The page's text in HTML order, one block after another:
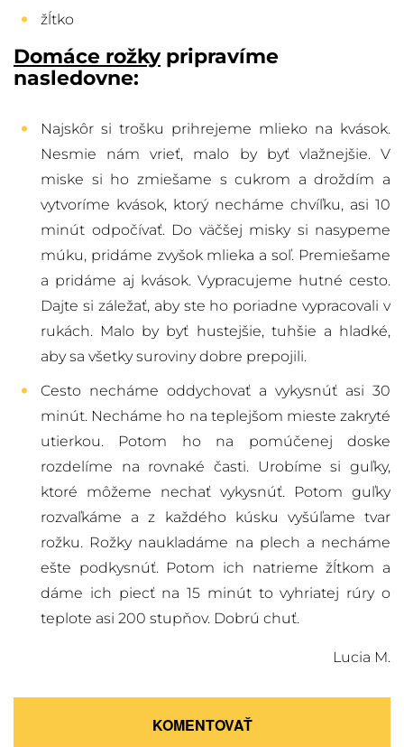
žĺtko
Domáce rožkypripravíme
nasledovne:
Najskôr si trošku prihrejeme mlieko na kvások.
Nesmie nám vrieť, malo by byť vlažnejšie. V
miske si ho zmiešame s cukrom a droždím a
vytvoríme kvások, ktorý necháme chvíľku, asi 10
minút odpočívať. Do väčšej misky si nasypeme
múku, pridáme zvyšok mlieka a soľ. Premiešame
a pridáme aj kvások. Vypracujeme hutné cesto.
Dajte si záležať, aby ste ho poriadne vypracovali v
rukách. Malo by byť hustejšie, tuhšie a hladké,
aby sa všetky suroviny dobre prepojili.
Cesto necháme oddychovať a vykysnúť asi 30
minút. Necháme ho na teplejšom mieste zakryté
utierkou. Potom ho na pomúčenej doske
rozdelíme na rovnaké časti. Urobíme si guľky,
ktoré môžeme nechať vykysnúť. Potom guľky
rozvaľkáme a z každého kúsku vyšúľame tvar
rožku. Rožky naukladáme na plech a necháme
ešte podkysnúť. Potom ich natrieme žĺtkom a
dáme ich piecť na 15 minút to vyhriatej rúry o
teplote asi 200 stupňov. Dobrú chuť.
Lucia M.
KOMENTOVAŤ